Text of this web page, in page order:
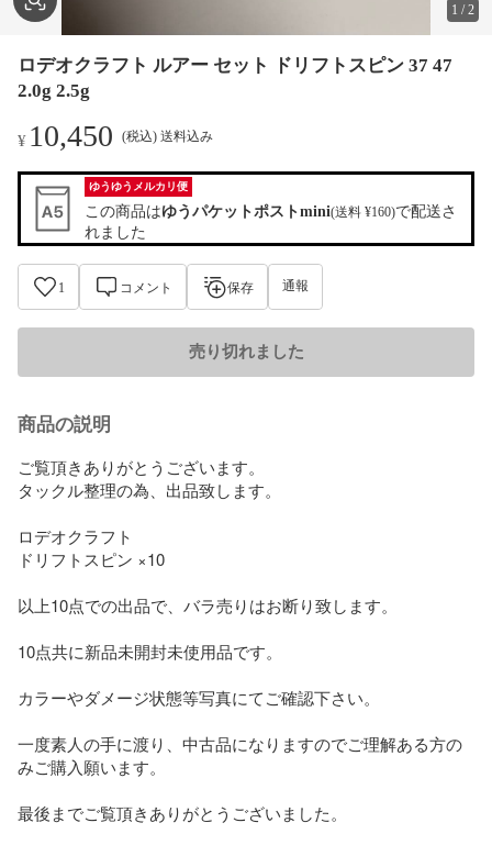
1 /2
ロデオクラフト ルアー セット ドリフトスピン 37 47
2.0g 2.5g
¥ 10,450 (税込) 送料込み
ゆうゆうメルカリ便
この商品はゆうパケットポストmini(送料 ¥160)で配送さ
れました
1 コメント 保存 通報
売り切れました
商品の説明
ご覧頂きありがとうございます。
タックル整理の為、出品致します。
ロデオクラフト
ドリフトスピン ×10
以上10点での出品で、バラ売りはお断り致します。
10点共に新品未開封未使用品です。
カラーやダメージ状態等写真にてご確認下さい。
一度素人の手に渡り、中古品になりますのでご理解ある方の
みご購入願います。
最後までご覧頂きありがとうございました。